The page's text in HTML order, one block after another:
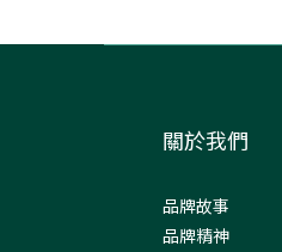
關於我們
品牌故事
品牌精神